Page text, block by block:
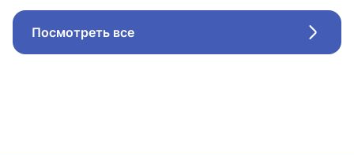
Посмотреть все